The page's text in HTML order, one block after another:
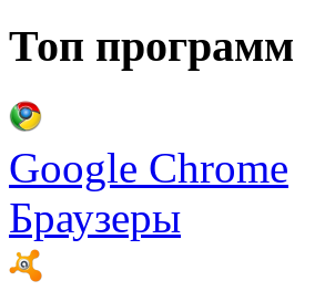
Топ программ
Google Chrome
Браузеры